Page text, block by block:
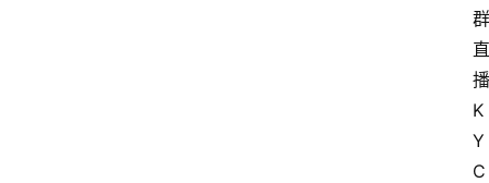
群
直
播
K
Y
C